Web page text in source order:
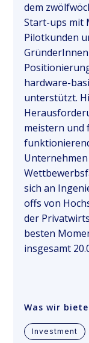
dem
Start-ups mit
Pilotkunden
hardware-
unterstützt.
meistern und
sich an
offs von
der
besten
insgesamt
Was wir
Investment